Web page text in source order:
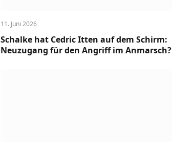
11. Juni 2026
Schalke hat Cedric Itten auf dem Schirm:
Neuzugang für den Angriff im Anmarsch?